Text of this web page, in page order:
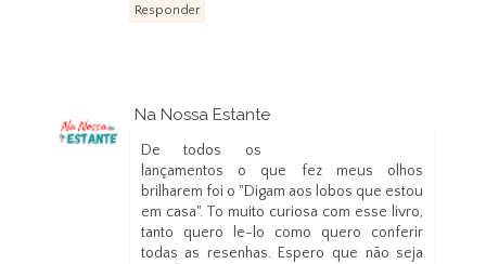
Responder
Na Nossa Estante
De todos os
lançamentos o que fez meus olhos
brilharem foi o "Digam aos lobos que estou
em casa". To muito curiosa com esse livro,
tanto quero le-lo como quero conferir
todas as resenhas. Espero que não seja